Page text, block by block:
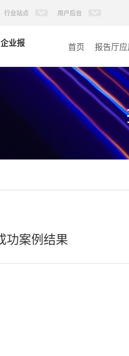
行业站点 用户后台
业报
首页 报告厅
功案例结果